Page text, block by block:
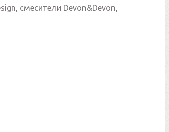
смесители Devon&Devon,